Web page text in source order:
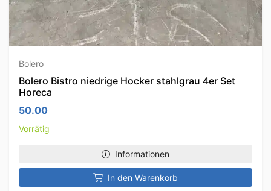
Bolero
Bolero Bistro niedrige Hocker stahlgrau 4er Set
Horeca
50.00
Vorrätig
Informationen
In den Warenkorb